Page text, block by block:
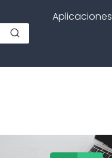
Aplicaciones